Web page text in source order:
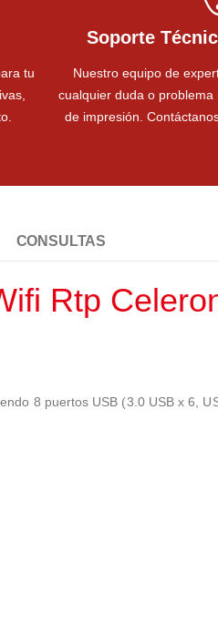
tu
Soporte
Nuestro equipo de
cualquier duda o
de impresión.
CONSULTAS
Rtp
8 puertos USB (3.0 USB x 6,